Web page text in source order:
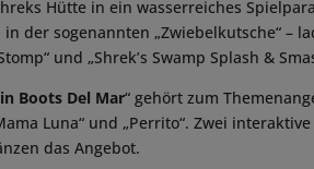
Hütte in ein wasserreiches
in der sogenannten „Zwiebelkutsche“ –
und „Shrek’s Swamp Splash &
Boots Del Mar“ gehört zum
Luna“ und „Perrito“. Zwei
das Angebot.